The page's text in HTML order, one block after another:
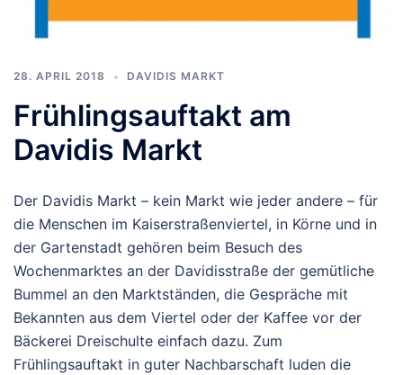
28. APRIL 2018 DAVIDIS MARKT
Frühlingsauftakt am
Davidis Markt
Der Davidis Markt – kein Markt wie jeder andere – für
die Menschen im Kaiserstraßenviertel, in Körne und in
der Gartenstadt gehören beim Besuch des
Wochenmarktes an der Davidisstraße der gemütliche
Bummel an den Marktständen, die Gespräche mit
Bekannten aus dem Viertel oder der Kaffee vor der
Bäckerei Dreischulte einfach dazu. Zum
Frühlingsauftakt in guter Nachbarschaft luden die